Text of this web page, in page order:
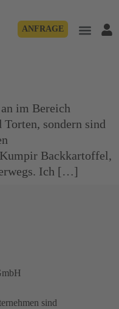
ANFRAGE
im Bereich
sondern sind
Backkartoffel,
Ich […]
sind